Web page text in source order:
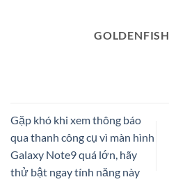
GOLDENFISH
Gặp khó khi xem thông báo
qua thanh công cụ vì màn hình
Galaxy Note9 quá lớn, hãy
thử bật ngay tính năng này